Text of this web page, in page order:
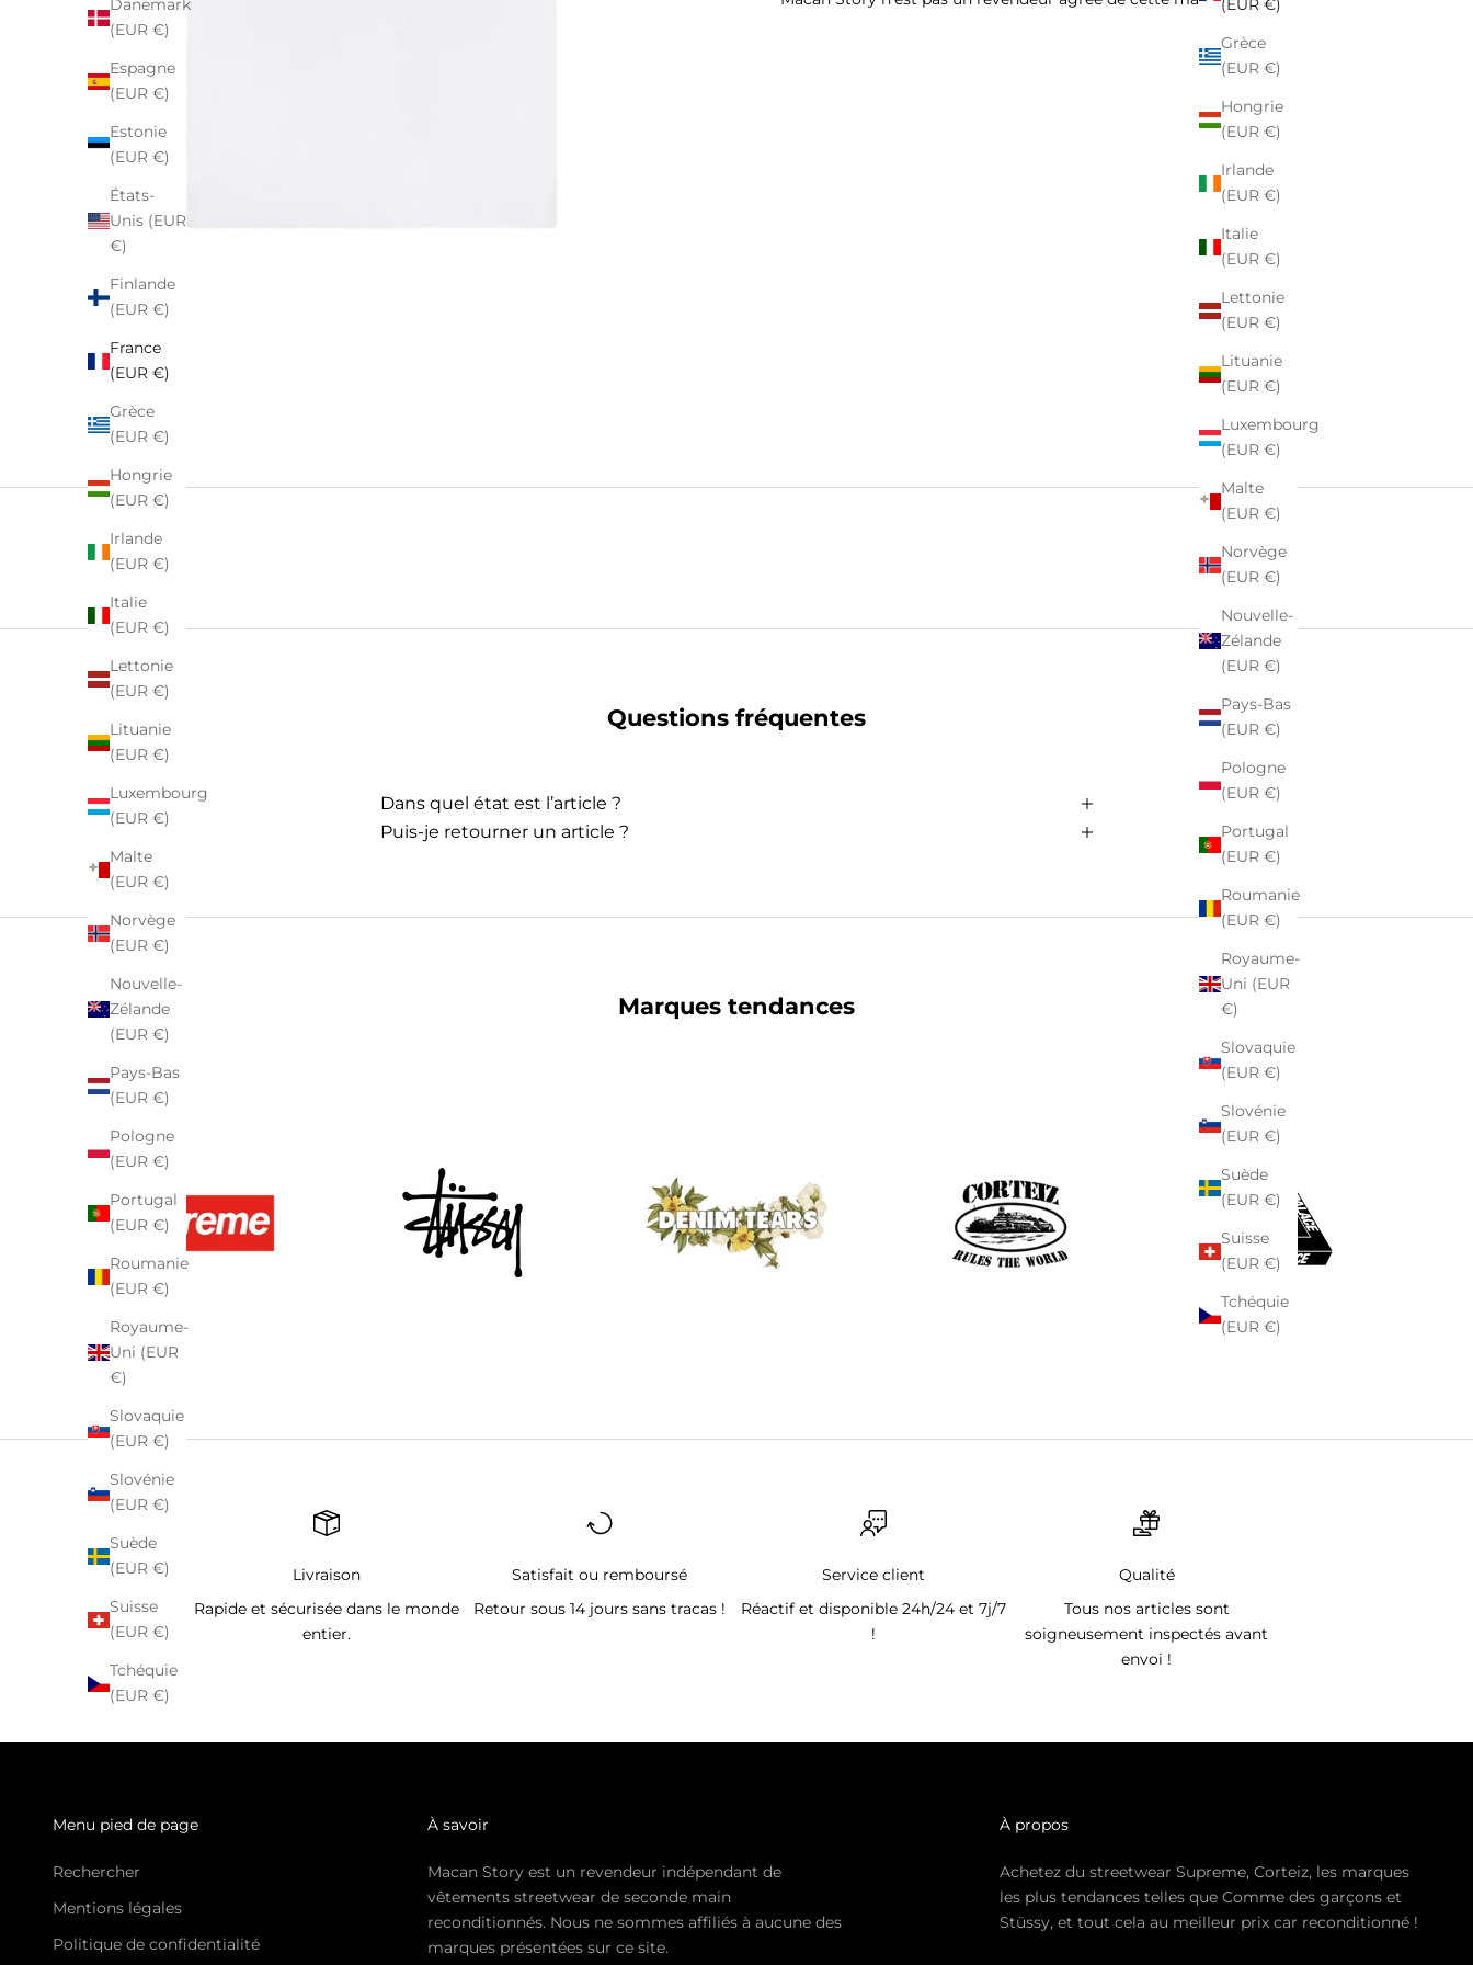
(EUR €)
Grèce
(EUR €)
Hongrie
(EUR €)
Irlande
(EUR €)
Italie
(EUR €)
Lettonie
(EUR €)
Lituanie
(EUR €)
Luxembourg
(EUR €)
Malte
(EUR €)
Norvège
(EUR €)
Nouvelle-
Zélande
(EUR €)
Pays-Bas
(EUR €)
Pologne
(EUR €)
Portugal
(EUR €)
Roumanie
(EUR €)
Royaume-
Uni (EUR
€)
Slovaquie
(EUR €)
Slovénie
(EUR €)
Suède
(EUR €)
Suisse
(EUR €)
Tchéquie
(EUR €)
Danemark
(EUR €)
Espagne
(EUR €)
Estonie
(EUR €)
États-
Unis (EUR
€)
Finlande
(EUR €)
France
(EUR €)
Grèce
(EUR €)
Hongrie
(EUR €)
Irlande
(EUR €)
Italie
(EUR €)
Lettonie
(EUR €)
Lituanie
(EUR €)
Luxembourg
(EUR €)
Malte
(EUR €)
Norvège
(EUR €)
Nouvelle-
Zélande
(EUR €)
Pays-Bas
(EUR €)
Pologne
(EUR €)
Portugal
(EUR €)
Roumanie
(EUR €)
Royaume-
Uni (EUR
€)
Slovaquie
(EUR €)
Slovénie
(EUR €)
Suède
(EUR €)
Suisse
(EUR €)
Tchéquie
(EUR €)
Questions fréquentes
Dans quel état est l’article ?
Puis-je retourner un article ?
Marques tendances
Livraison
Rapide et sécurisée dans le monde
entier.
Satisfait ou remboursé
Retour sous 14 jours sans tracas !
Service client
Réactif et disponible 24h/24 et 7j/7
!
Qualité
Tous nos articles sont
soigneusement inspectés avant
envoi !
Menu pied de page
Rechercher
Mentions légales
Politique de confidentialité
À savoir
Macan Story est un revendeur indépendant de
vêtements streetwear de seconde main
reconditionnés. Nous ne sommes affiliés à aucune des
marques présentées sur ce site.
À propos
Achetez du streetwear Supreme, Corteiz, les marques
les plus tendances telles que Comme des garçons et
Stüssy, et tout cela au meilleur prix car reconditionné !